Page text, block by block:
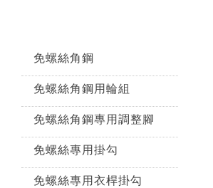
免螺絲角鋼
免螺絲角鋼用輪組
免螺絲角鋼專用調整腳
免螺絲專用掛勾
免螺絲專用衣桿掛勾